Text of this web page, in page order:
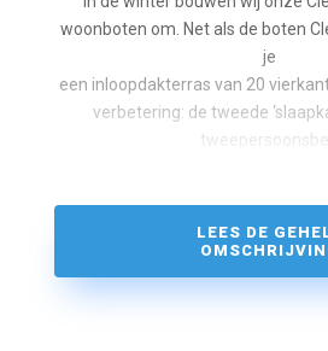
woonboten om. Net als de boten
je
een inloopdakterras van 20
verbetering: de tweede
Onze Clearwater woonboten
LEES DE